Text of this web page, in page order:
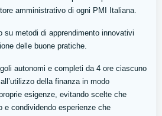
amministrativo di ogni PMI Italiana.
su metodi di apprendimento innovativi
delle buone pratiche.
autonomi e completi da 4 ore ciascuno
della finanza in modo
esigenze, evitando scelte che
e condividendo esperienze che